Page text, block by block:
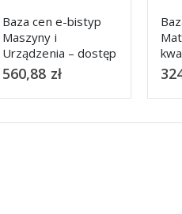
Baza cen e-bistyp
Materiały – dostęp
kwartalny
324,72zł